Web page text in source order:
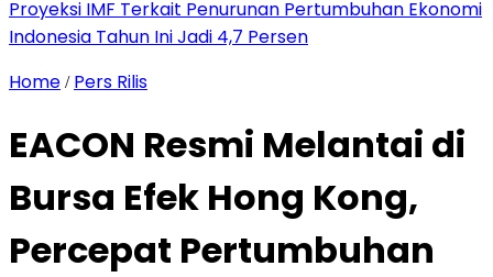
Proyeksi IMF Terkait Penurunan Pertumbuhan Ekonomi
Indonesia Tahun Ini Jadi 4,7 Persen
Home / Pers Rilis
EACON Resmi Melantai di
Bursa Efek Hong Kong,
Percepat Pertumbuhan